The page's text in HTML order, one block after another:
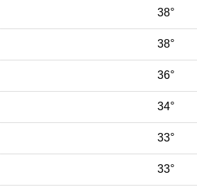
38°
38°
36°
34°
33°
33°